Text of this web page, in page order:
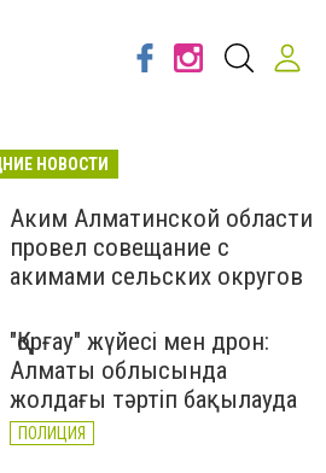
НОВОСТИ
Аким Алматинской области
провел совещание с
акимами сельских округов
"Қорғау" жүйесі мен дрон:
Алматы облысында
жолдағы тәртіп бақылауда
ПОЛИЦИЯ